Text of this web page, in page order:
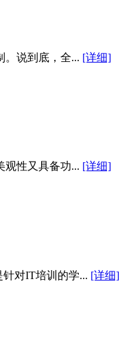
。说到底，全... [详细]
观性又具备功... [详细]
对IT培训的学... [详细]